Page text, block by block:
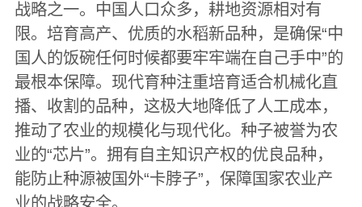
战略之一。中国人口众多，耕地资源相对有
限。培育高产、优质的水稻新品种，是确保“中
国人的饭碗任何时候都要牢牢端在自己手中”的
最根本保障。现代育种注重培育适合机械化直
播、收割的品种，这极大地降低了人工成本，
推动了农业的规模化与现代化。种子被誉为农
业的“芯片”。拥有自主知识产权的优良品种，
能防止种源被国外“卡脖子”，保障国家农业产
业的战略安全。